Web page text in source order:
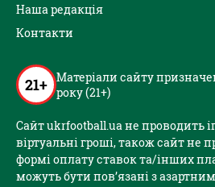
Наша редакція
Контакти
21+ Матеріали сайту
року (21+)
Сайт ukrfootball.ua не проводить
віртуальні гроші, також сайт не
формі оплату ставок та/інших
можуть бути пов’язані з